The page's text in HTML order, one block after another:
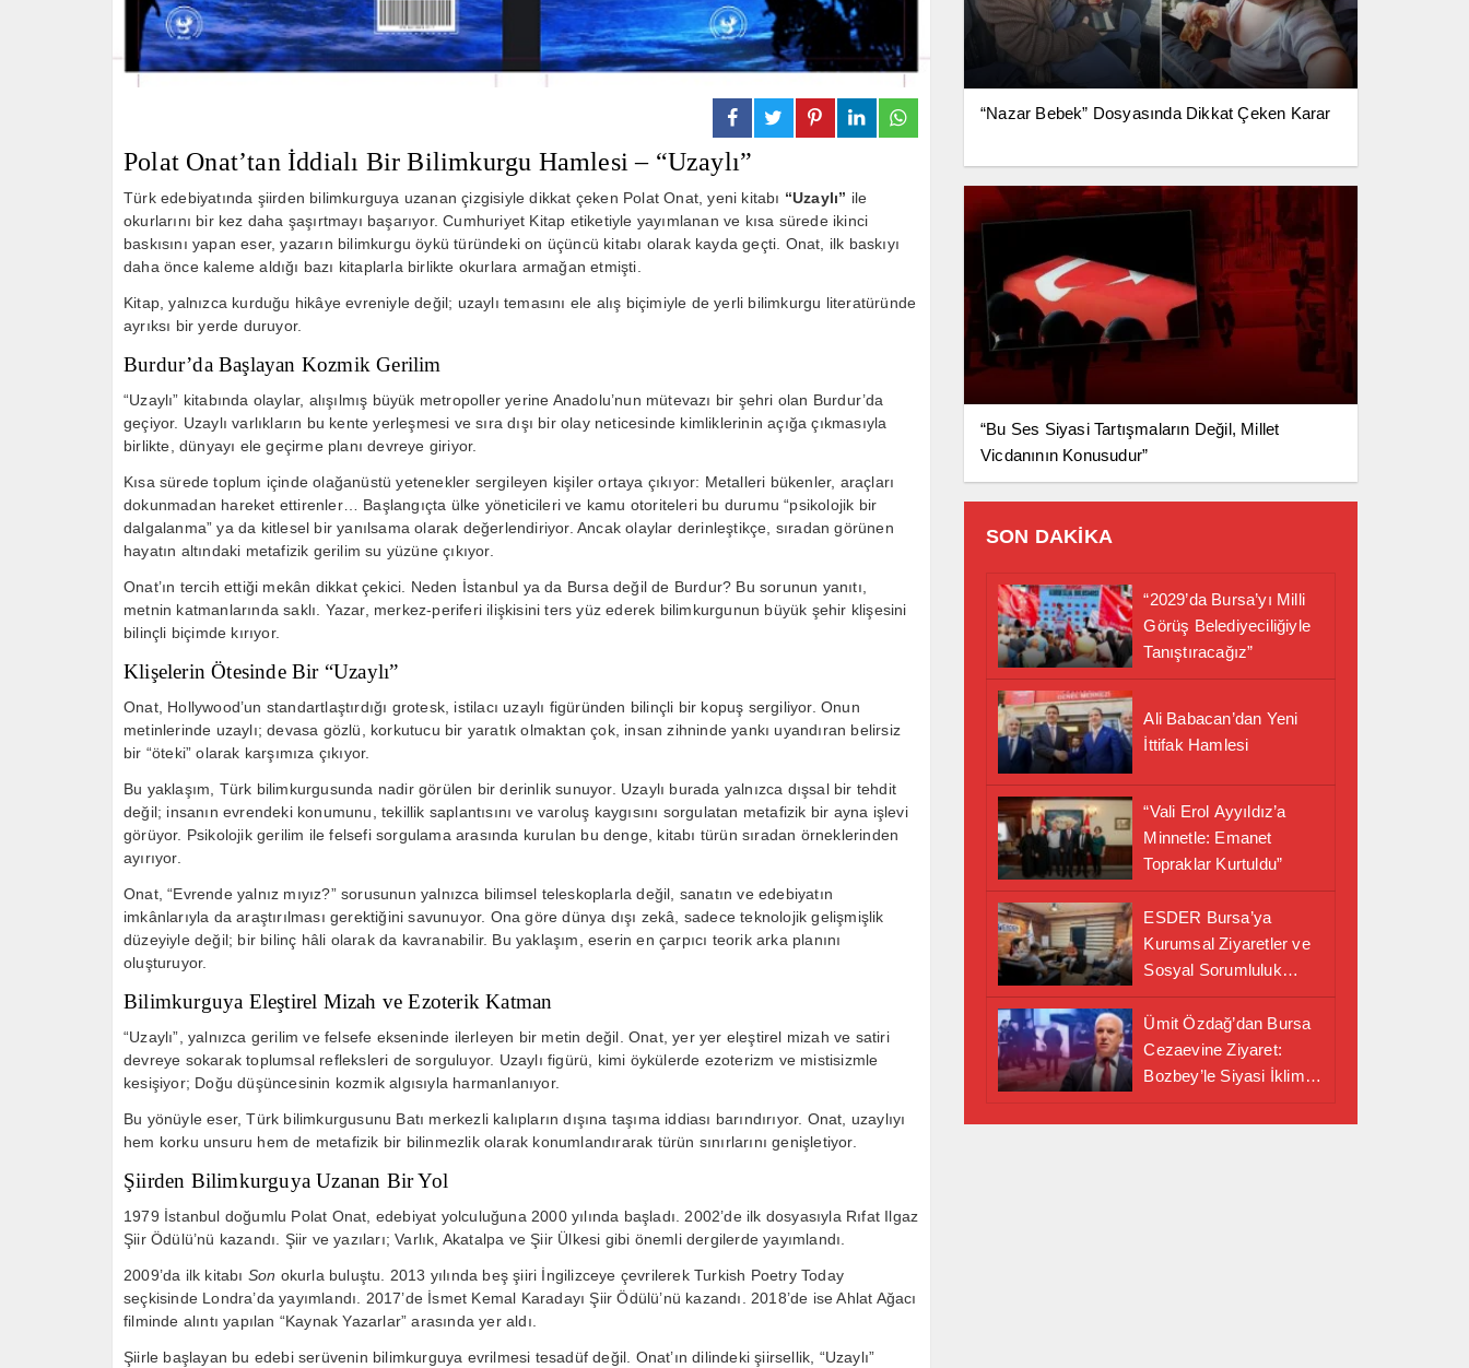
Polat Onat’tan İddialı Bir Bilimkurgu Hamlesi – “Uzaylı”
Türk edebiyatında şiirden bilimkurguya uzanan çizgisiyle dikkat çeken Polat Onat, yeni kitabı “Uzaylı” ile
okurlarını bir kez daha şaşırtmayı başarıyor.Cumhuriyet Kitap etiketiyle yayımlanan ve kısa sürede ikinci
baskısını yapan eser, yazarın bilimkurgu öykü türündeki on üçüncü kitabı olarak kayda geçti. Onat, ilk baskıyı
daha önce kaleme aldığı bazı kitaplarla birlikte okurlara armağan etmişti.
Kitap, yalnızca kurduğu hikâye evreniyle değil; uzaylı temasını ele alış biçimiyle de yerli bilimkurgu literatüründe
ayrıksı bir yerde duruyor.
Burdur’da Başlayan Kozmik Gerilim
“Uzaylı” kitabında olaylar, alışılmış büyük metropoller yerine Anadolu’nun mütevazı bir şehri olan Burdur’da
geçiyor. Uzaylı varlıkların bu kente yerleşmesi ve sıra dışı bir olay neticesinde kimliklerinin açığa çıkmasıyla
birlikte, dünyayı ele geçirme planı devreye giriyor.
Kısa sürede toplum içinde olağanüstü yetenekler sergileyen kişiler ortaya çıkıyor: Metalleri bükenler, araçları
dokunmadan hareket ettirenler… Başlangıçta ülke yöneticileri ve kamu otoriteleri bu durumu “psikolojik bir
dalgalanma” ya da kitlesel bir yanılsama olarak değerlendiriyor. Ancak olaylar derinleştikçe, sıradan görünen
hayatın altındaki metafizik gerilim su yüzüne çıkıyor.
Onat’ın tercih ettiği mekân dikkat çekici. Neden İstanbul ya da Bursadeğil de Burdur? Bu sorunun yanıtı,
metnin katmanlarında saklı. Yazar, merkez-periferi ilişkisini ters yüz ederek bilimkurgunun büyük şehir klişesini
bilinçli biçimde kırıyor.
Klişelerin Ötesinde Bir “Uzaylı”
Onat, Hollywood’un standartlaştırdığı grotesk, istilacı uzaylı figüründen bilinçli bir kopuş sergiliyor. Onun
metinlerinde uzaylı; devasa gözlü, korkutucu bir yaratık olmaktan çok, insan zihninde yankı uyandıran belirsiz
bir “öteki” olarak karşımıza çıkıyor.
Bu yaklaşım, Türk bilimkurgusunda nadir görülen bir derinlik sunuyor. Uzaylı burada yalnızca dışsal bir tehdit
değil; insanın evrendeki konumunu, tekillik saplantısını ve varoluş kaygısını sorgulatan metafizik bir ayna işlevi
görüyor. Psikolojik gerilim ile felsefi sorgulama arasında kurulan bu denge, kitabı türün sıradan örneklerinden
ayırıyor.
Onat, “Evrende yalnız mıyız?” sorusunun yalnızca bilimsel teleskoplarla değil, sanatın ve edebiyatın
imkânlarıyla da araştırılması gerektiğini savunuyor. Ona göre dünya dışı zekâ, sadece teknolojik gelişmişlik
düzeyiyle değil; bir bilinç hâli olarak da kavranabilir. Bu yaklaşım, eserin en çarpıcı teorik arka planını
oluşturuyor.
Bilimkurguya Eleştirel Mizah ve Ezoterik Katman
“Uzaylı”, yalnızca gerilim ve felsefe ekseninde ilerleyen bir metin değil. Onat, yer yer eleştirel mizah ve satiri
devreye sokarak toplumsal refleksleri de sorguluyor. Uzaylı figürü, kimi öykülerde ezoterizm ve mistisizmle
kesişiyor; Doğu düşüncesinin kozmik algısıyla harmanlanıyor.
Bu yönüyle eser, Türk bilimkurgusunu Batı merkezli kalıpların dışına taşıma iddiası barındırıyor. Onat, uzaylıyı
hem korku unsuru hem de metafizik bir bilinmezlik olarak konumlandırarak türün sınırlarını genişletiyor.
Şiirden Bilimkurguya Uzanan Bir Yol
1979 İstanbul doğumlu Polat Onat, edebiyat yolculuğuna 2000 yılında başladı. 2002’de ilk dosyasıyla Rıfat Ilgaz
Şiir Ödülü’nü kazandı. Şiir ve yazıları;Varlık, Akatalpa veŞiir Ülkesi gibi önemli dergilerde yayımlandı.
2009’da ilk kitabı Son okurla buluştu. 2013 yılında beş şiiri İngilizceye çevrilerekTurkish Poetry Today
seçkisinde Londra’da yayımlandı. 2017’de İsmet Kemal Karadayı Şiir Ödülü’nü kazandı. 2018’de iseAhlat Ağacı
filminde alıntı yapılan “Kaynak Yazarlar” arasında yer aldı.
Şiirle başlayan bu edebi serüvenin bilimkurguya evrilmesi tesadüf değil. Onat’ın dilindeki şiirsellik, “Uzaylı”
“Nazar Bebek” Dosyasında Dikkat Çeken Karar
“Bu Ses Siyasi Tartışmaların Değil, Millet
Vicdanının Konusudur”
SON DAKİKA
“2029’da Bursa’yı Milli
Görüş Belediyeciliğiyle
Tanıştıracağız”
Ali Babacan’dan Yeni
İttifak Hamlesi
“Vali Erol Ayyıldız’a
Minnetle: Emanet
Topraklar Kurtuldu”
ESDER Bursa’ya
Kurumsal Ziyaretler ve
Sosyal Sorumluluk
Alanında Önemli İş
Birliği Adımı
Ümit Özdağ’dan Bursa
Cezaevine Ziyaret:
Bozbey’le Siyasi İklim